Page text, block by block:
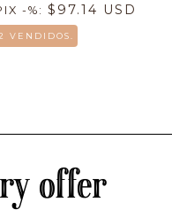
-%: $97.14 USD
VENDIDOS.
offer